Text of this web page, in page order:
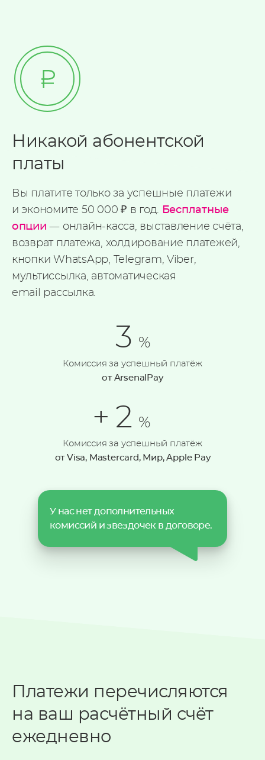
Никакой абонентской
платы
Вы платите только за успешные платежи
и экономите 50 000 ₽ в год. Бесплатные
опции — онлайн-касса, выставление счёта,
возврат платежа, холдирование платежей,
кнопки WhatsApp, Telegram, Viber,
мультиссылка, автоматическая
email рассылка.
3 %
Комиссия за успешный платёж
от ArsenalPay
2 %
Комиссия за успешный платёж
от Visa, Mastercard, Мир, Apple Pay
У нас нет дополнительных
комиссий и звездочек в договоре.
Платежи перечисляются
на ваш расчётный счёт
ежедневно